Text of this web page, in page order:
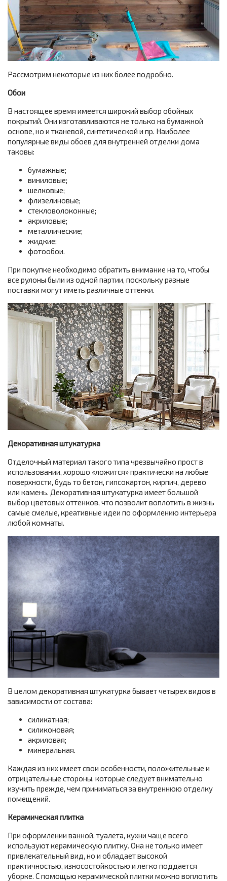
Рассмотрим некоторые из них более подробно.
Обои
В настоящее время имеется широкий выбор обойных
покрытий. Они изготавливаются не только на бумажной
основе, но и тканевой, синтетической и пр. Наиболее
популярные виды обоев для внутренней отделки дома
таковы:
бумажные;
виниловые;
шелковые;
флизелиновые;
стекловолоконные;
акриловые;
металлические;
жидкие;
фотообои.
При покупке необходимо обратить внимание на то, чтобы
все рулоны были из одной партии, поскольку разные
поставки могут иметь различные оттенки.
Декоративная штукатурка
Отделочный материал такого типа чрезвычайно прост в
использовании, хорошо «ложится» практически на любые
поверхности, будь то бетон, гипсокартон, кирпич, дерево
или камень. Декоративная штукатурка имеет большой
выбор цветовых оттенков, что позволит воплотить в жизнь
самые смелые, креативные идеи по оформлению интерьера
любой комнаты.
В целом декоративная штукатурка бывает четырех видов в
зависимости от состава:
силикатная;
силиконовая;
акриловая;
минеральная.
Каждая из них имеет свои особенности, положительные и
отрицательные стороны, которые следует внимательно
изучить прежде, чем приниматься за внутреннюю отделку
помещений.
Керамическая плитка
При оформлении ванной, туалета, кухни чаще всего
используют керамическую плитку. Она не только имеет
привлекательный вид, но и обладает высокой
практичностью, износостойкостью и легко поддается
уборке. С помощью керамической плитки можно воплотить